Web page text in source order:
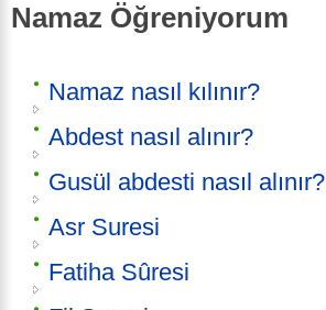
Namaz Öğreniyorum
Namaz nasıl kılınır?
Abdest nasıl alınır?
Gusül abdesti nasıl alınır?
Asr Suresi
Fatiha Sûresi